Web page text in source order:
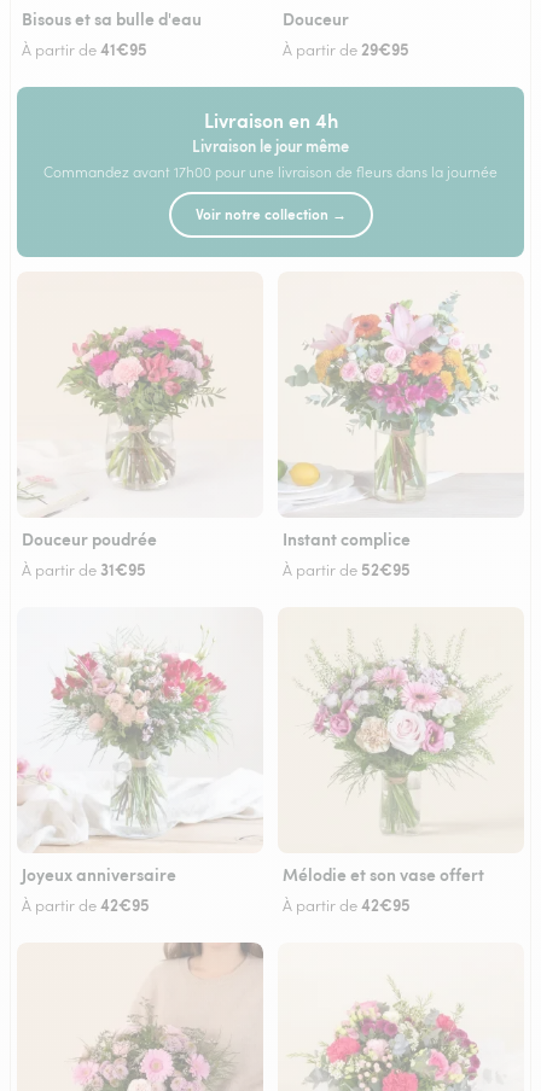
Bisous et sa bulle d'eau
À partir de41€95
Douceur
À partir de29€95
Livraison en 4h
Livraison le jour même
Commandez avant 17h00 pour une livraison de fleurs dans la journée
Voir notre collection →
Douceur poudrée
À partir de 31€95
Instant complice
À partir de 52€95
Joyeux anniversaire
À partir de42€95
Mélodie et son vase offert
À partir de42€95